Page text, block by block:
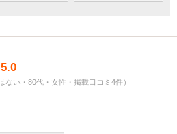
5.0
ない・80代・女性・掲載口コミ4件）